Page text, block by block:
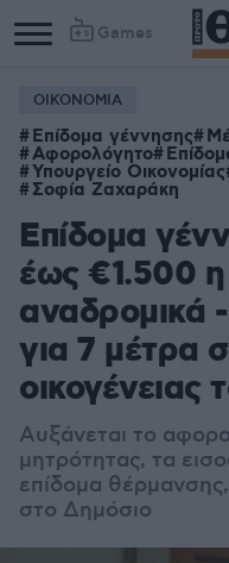
Games
ΟΙΚΟΝΟΜΙΑ
Επίδομα γέννησης
Αφορολόγητο
Υπουργείο Οικονομίας
Σοφία Ζαχαράκη
Επίδομα
έως €1.500
αναδρομικά
για 7 μέτρα
οικογένειας
Αυξάνεται το
μητρότητας, τα
επίδομα
στο Δημόσιο